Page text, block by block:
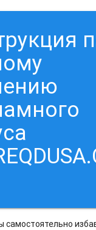
самостоятельно